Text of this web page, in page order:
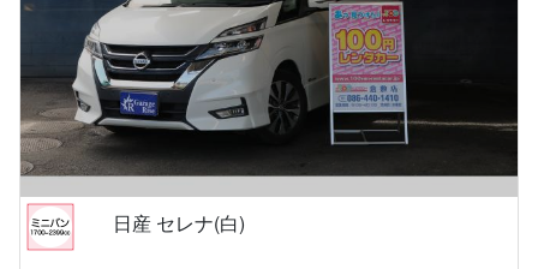
日産 セレナ(白)